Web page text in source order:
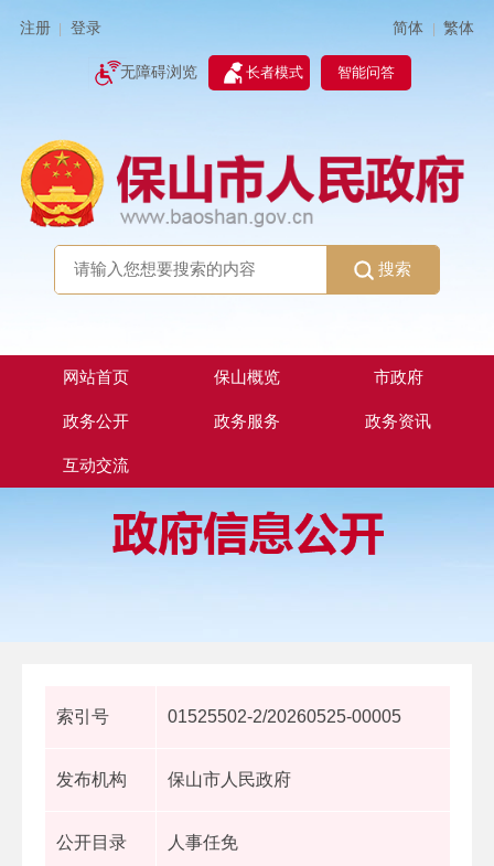
注册 登录 简体 | 繁体
无障碍浏览 长者模式 智能问答
搜索
网站首页 保山概览 市政府
政务公开 政务服务 政务资讯
互动交流
索引号 01525502-2/20260525-00005
发布机构 保山市人民政府
公开目录 人事任免